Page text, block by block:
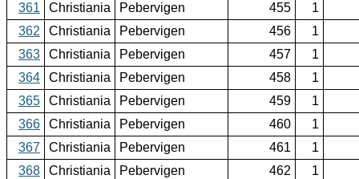
361
Christiania Pebervigen 455
1
362
Christiania Pebervigen 456
1
363
Christiania Pebervigen 457
1
364
Christiania Pebervigen 458
1
365
Christiania Pebervigen 459
1
366
Christiania Pebervigen 460
1
367
Christiania Pebervigen 461
1
368
Christiania Pebervigen 462
1